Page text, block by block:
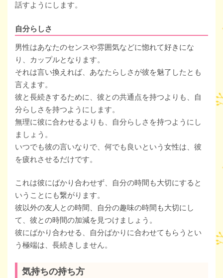
話すようにします。
自分らしさ
男性はあなたのセンスや雰囲気などに惚れて好きにな
り、カップルとなります。
それは言い換えれば、あなたらしさが彼を魅了したとも
言えます。
彼と長続きするために、彼との共通点を持つよりも、自
分らしさを持つようにします。
無理に彼に合わせるよりも、自分らしさを持つようにし
ましょう。
いつでも彼の言いなりで、何でも良いという女性は、彼
を疲れさせるだけです。
これは彼にばかり合わせず、自分の時間も大切にすると
いうことにも繋がります。
彼以外の友人との時間、自分の趣味の時間も大切にし
て、彼との時間の加減を見つけましょう。
彼にばかり合わせる、自分ばかりに合わせてもらうとい
う極端は、長続きしません。
気持ちの持ち方